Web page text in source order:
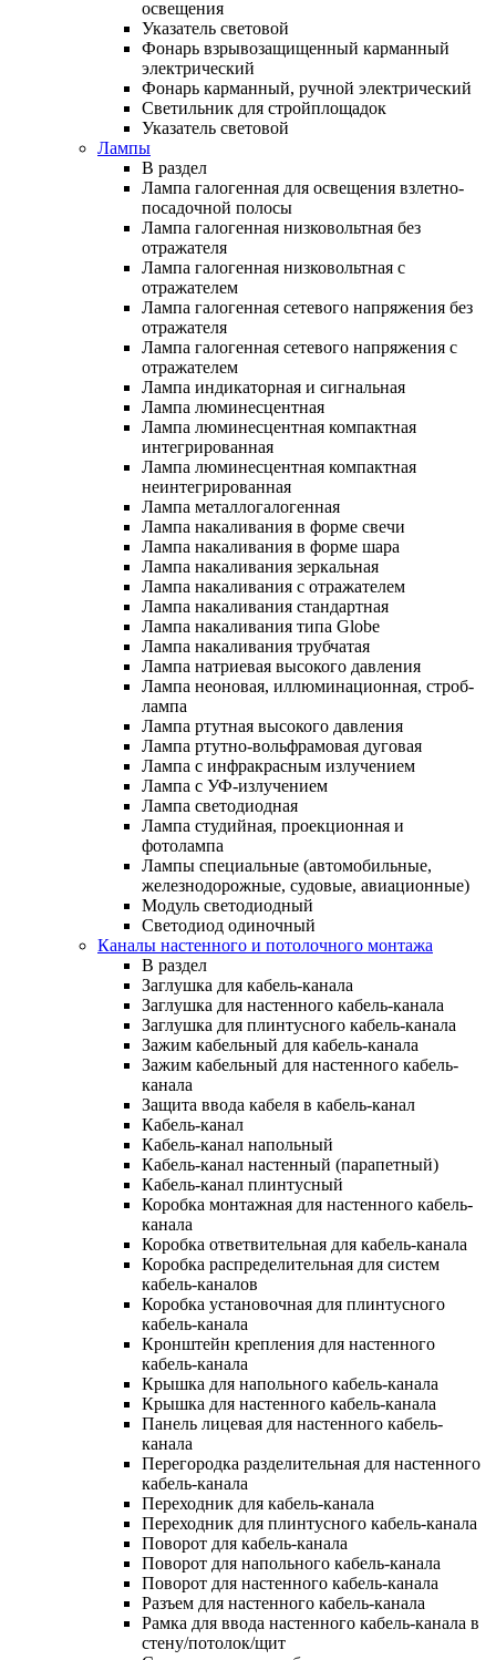
освещения
Указатель световой
Фонарь взрывозащищенный карманный
электрический
Фонарь карманный, ручной электрический
Светильник для стройплощадок
Указатель световой
Лампы
В раздел
Лампа галогенная для освещения взлетно-
посадочной полосы
Лампа галогенная низковольтная без
отражателя
Лампа галогенная низковольтная с
отражателем
Лампа галогенная сетевого напряжения без
отражателя
Лампа галогенная сетевого напряжения с
отражателем
Лампа индикаторная и сигнальная
Лампа люминесцентная
Лампа люминесцентная компактная
интегрированная
Лампа люминесцентная компактная
неинтегрированная
Лампа металлогалогенная
Лампа накаливания в форме свечи
Лампа накаливания в форме шара
Лампа накаливания зеркальная
Лампа накаливания с отражателем
Лампа накаливания стандартная
Лампа накаливания типа Globe
Лампа накаливания трубчатая
Лампа натриевая высокого давления
Лампа неоновая, иллюминационная, строб-
лампа
Лампа ртутная высокого давления
Лампа ртутно-вольфрамовая дуговая
Лампа с инфракрасным излучением
Лампа с УФ-излучением
Лампа светодиодная
Лампа студийная, проекционная и
фотолампа
Лампы специальные (автомобильные,
железнодорожные, судовые, авиационные)
Модуль светодиодный
Светодиод одиночный
Каналы настенного и потолочного монтажа
В раздел
Заглушка для кабель-канала
Заглушка для настенного кабель-канала
Заглушка для плинтусного кабель-канала
Зажим кабельный для кабель-канала
Зажим кабельный для настенного кабель-
канала
Защита ввода кабеля в кабель-канал
Кабель-канал
Кабель-канал напольный
Кабель-канал настенный (парапетный)
Кабель-канал плинтусный
Коробка монтажная для настенного кабель-
канала
Коробка ответвительная для кабель-канала
Коробка распределительная для систем
кабель-каналов
Коробка установочная для плинтусного
кабель-канала
Кронштейн крепления для настенного
кабель-канала
Крышка для напольного кабель-канала
Крышка для настенного кабель-канала
Панель лицевая для настенного кабель-
канала
Перегородка разделительная для настенного
кабель-канала
Переходник для кабель-канала
Переходник для плинтусного кабель-канала
Поворот для кабель-канала
Поворот для напольного кабель-канала
Поворот для настенного кабель-канала
Разъем для настенного кабель-канала
Рамка для ввода настенного кабель-канала в
стену/потолок/щит